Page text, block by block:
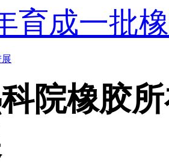
育成一批
院橡胶